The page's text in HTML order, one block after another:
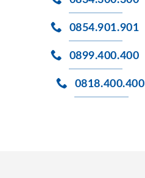
0854.901.901
0899.400.400
0818.400.400